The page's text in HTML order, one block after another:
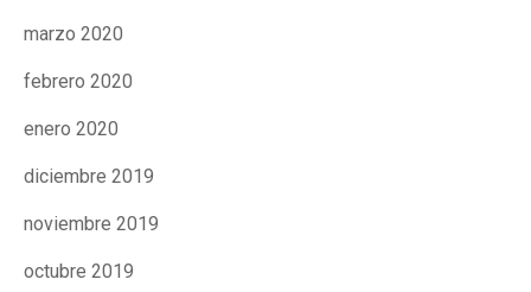
marzo 2020
febrero 2020
enero 2020
diciembre 2019
noviembre 2019
octubre 2019